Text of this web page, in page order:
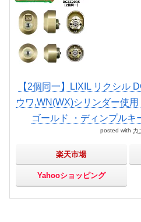
【2個同一】LIXIL リクシル
ウワ,WN(WX)シリンダー使
ゴールド ・ディンプルキ
posted with カ
楽天市場
Yahooショッピング